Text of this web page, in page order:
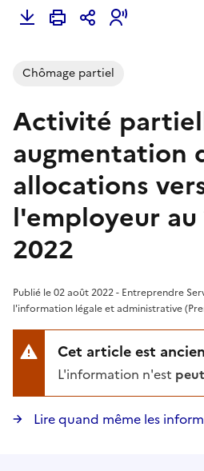
Chômage partiel
Activité
augmentation
allocations
l'employeur
2022
Publié le 02 août 2022 - Entreprendre
l'information légale et administrative
Cet article est ancien
L'information n'est
Lire quand même les